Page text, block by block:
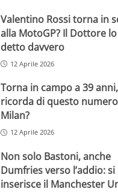
Valentino Rossi torna in
alla MotoGP? Il Dottore
detto davvero
12 Aprile 2026
Torna in campo a 39
ricorda di questo
Milan?
12 Aprile 2026
Non solo Bastoni, anche
Dumfries verso l’addio: si
inserisce il Manchester